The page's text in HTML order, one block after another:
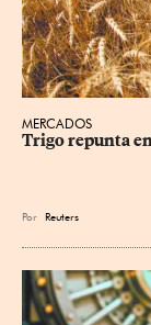
MERCADOS
Trigo repunta
Por Reuters